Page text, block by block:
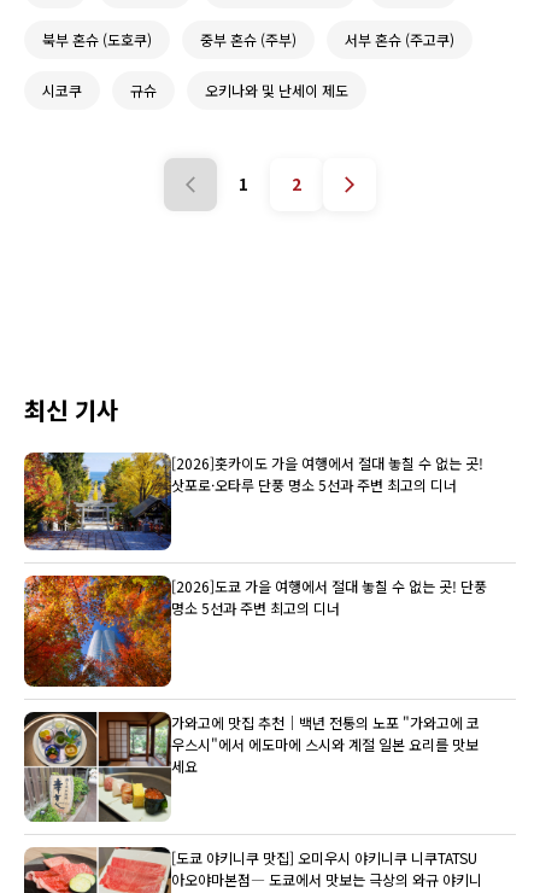
북부 혼슈 (도호쿠) 중부 혼슈 (주부) 서부 혼슈 (주고쿠)
시코쿠 규슈 오키나와 및 난세이 제도
1 2
최신 기사
[2026]홋카이도 가을 여행에서 절대 놓칠 수 없는 곳!
삿포로·오타루 단풍 명소 5선과 주변 최고의 디너
[2026]도쿄 가을 여행에서 절대 놓칠 수 없는 곳! 단풍
명소 5선과 주변 최고의 디너
가와고에 맛집 추천｜백년 전통의 노포 "가와고에 코
우스시"에서 에도마에 스시와 계절 일본 요리를 맛보
세요
[도쿄 야키니쿠 맛집] 오미우시 야키니쿠 니쿠TATSU
아오야마본점― 도쿄에서 맛보는 극상의 와규 야키니